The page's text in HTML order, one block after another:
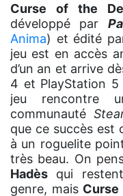
Curse of the
développé par
Anima) et édité
jeu est en accès
d’un an et arrive
4 et PlayStation
jeu rencontre
communauté
que ce succès est
à un roguelite
très beau. On
Hadès qui
genre, mais Curse